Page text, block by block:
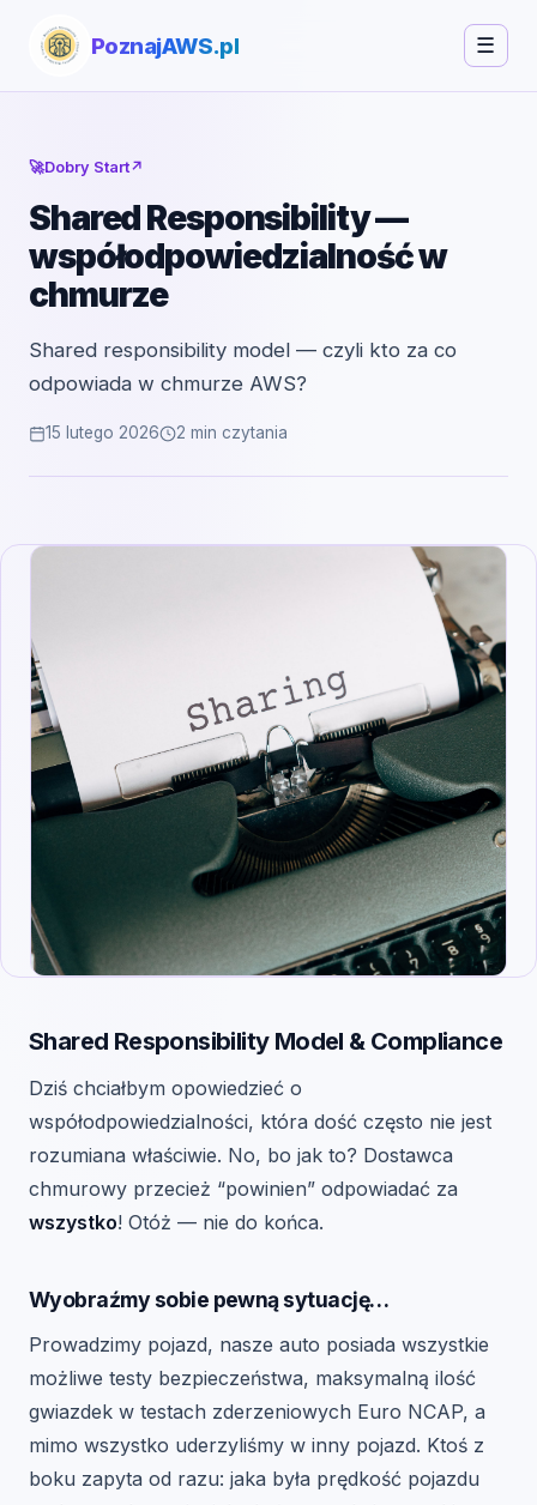
PoznajAWS.pl ☰
🚀Dobry Start↗
Shared Responsibility —
współodpowiedzialność w
chmurze
Shared responsibility model — czyli kto za co
odpowiada w chmurze AWS?
15 lutego 2026 2 min czytania
Shared Responsibility Model & Compliance
Dziś chciałbym opowiedzieć o
współodpowiedzialności, która dość często nie jest
rozumiana właściwie. No, bo jak to? Dostawca
chmurowy przecież “powinien” odpowiadać za
wszystko! Otóż — nie do końca.
Wyobraźmy sobie pewną sytuację…
Prowadzimy pojazd, nasze auto posiada wszystkie
możliwe testy bezpieczeństwa, maksymalną ilość
gwiazdek w testach zderzeniowych Euro NCAP, a
mimo wszystko uderzyliśmy w inny pojazd. Ktoś z
boku zapyta od razu: jaka była prędkość pojazdu